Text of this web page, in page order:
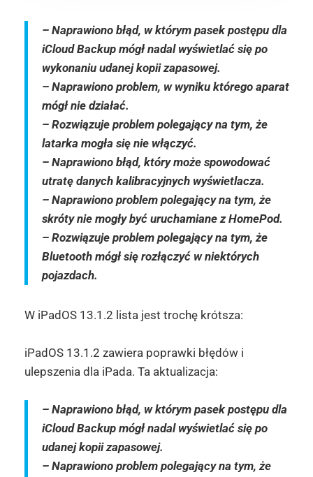
– Naprawiono błąd, w którym pasek postępu dla
iCloud Backup mógł nadal wyświetlać się po
wykonaniu udanej kopii zapasowej.
– Naprawiono problem, w wyniku którego aparat
mógł nie działać.
– Rozwiązuje problem polegający na tym, że
latarka mogła się nie włączyć.
– Naprawiono błąd, który może spowodować
utratę danych kalibracyjnych wyświetlacza.
– Naprawiono problem polegający na tym, że
skróty nie mogły być uruchamiane z HomePod.
– Rozwiązuje problem polegający na tym, że
Bluetooth mógł się rozłączyć w niektórych
pojazdach.
W iPadOS 13.1.2 lista jest trochę krótsza:
iPadOS 13.1.2 zawiera poprawki błędów i
ulepszenia dla iPada. Ta aktualizacja:
– Naprawiono błąd, w którym pasek postępu dla
iCloud Backup mógł nadal wyświetlać się po
udanej kopii zapasowej.
– Naprawiono problem polegający na tym, że